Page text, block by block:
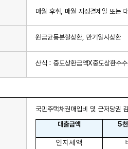
매월 후취, 매월 지정결제일 또는
원금균등분할상환, 만기일시상환
산식 : 중도상환금액X중도
국민주택채권매입비 및 근저당권
대출금액
5
인지세액